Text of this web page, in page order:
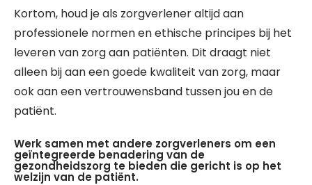
Kortom, houd je als zorgverlener altijd aan
professionele normen en ethische principes bij het
leveren van zorg aan patiënten. Dit draagt niet
alleen bij aan een goede kwaliteit van zorg, maar
ook aan een vertrouwensband tussen jou en de
patiënt.
Werk samen met andere zorgverleners om een ​​
geïntegreerde benadering van de
gezondheidszorg te bieden die gericht is op het
welzijn van de patiënt.